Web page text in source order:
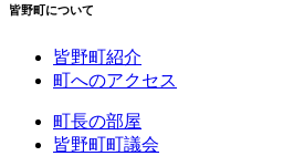
皆野町について
皆野町紹介
町へのアクセス
町長の部屋
皆野町町議会